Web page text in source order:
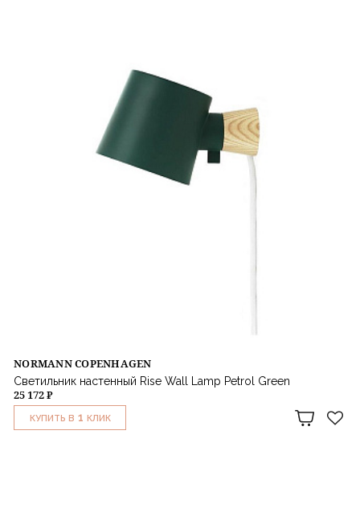
NORMANN COPENHAGEN
Светильник настенный Rise Wall Lamp Petrol Green
25 172 ₽
КУПИТЬ В 1 КЛИК